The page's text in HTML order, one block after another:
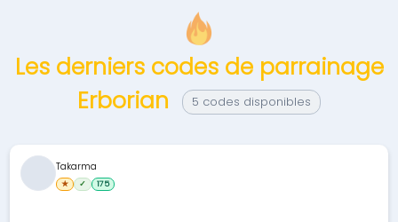
Les derniers codes de parrainage
Erborian
5 codes disponibles
Takarma
★ ✓ 175